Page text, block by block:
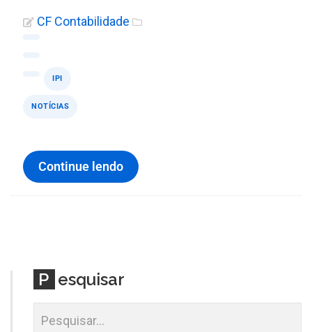
CF Contabilidade
IPI
NOTÍCIAS
Continue lendo
P esquisar